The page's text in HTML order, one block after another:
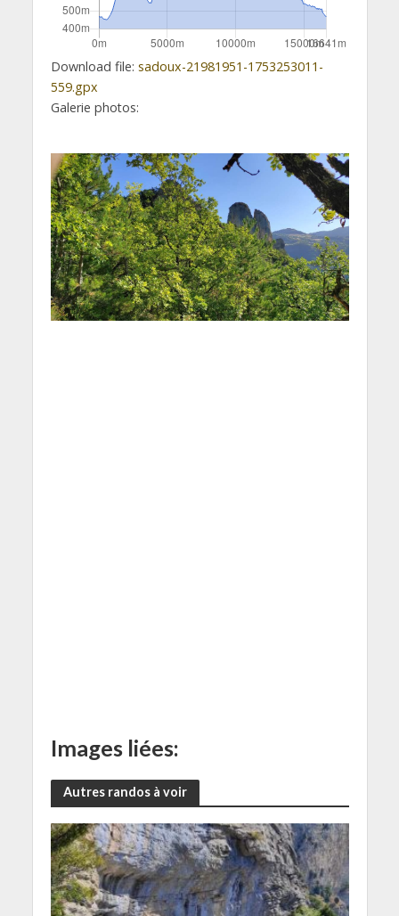
Download file: sadoux-21981951-1753253011-
559.gpx
Galerie photos:
Images liées:
Autres randos à voir